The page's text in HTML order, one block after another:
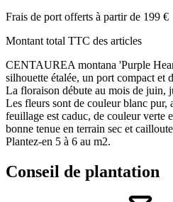
Frais de port offerts à partir de 199 €
Montant total TTC des articles
CENTAUREA montana 'Purple
silhouette étalée, un port compact et
La floraison débute au mois de juin,
Les fleurs sont de couleur blanc pur,
feuillage est caduc, de couleur verte
bonne tenue en terrain sec et
Plantez-en 5 à 6 au m2.
Conseil de plantation